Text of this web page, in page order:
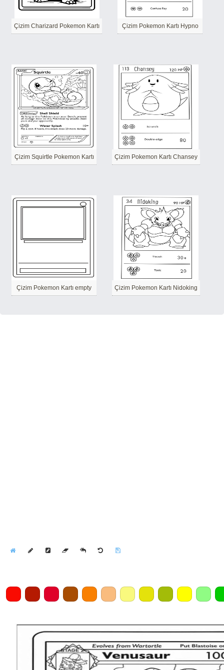
Çizim Charizard Pokemon Kartı Çizim Pokemon Kartı Hypno
Çizim Squirtle Pokemon Kartı Çizim Pokemon Kartı Chansey
Çizim Pokemon Kartı empty Çizim Pokemon Kartı Nidoking